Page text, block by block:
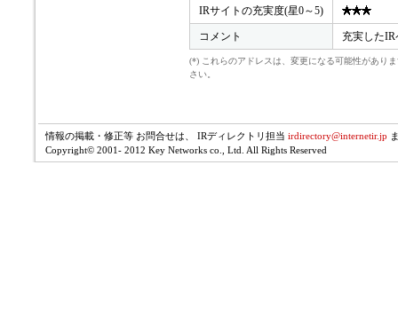
IRサイトの充実度(星0～5)
コメント 充実した
(*) これらのアドレスは、変更になる可能性があり
さい。
情報の掲載・修正等 お問合せは、 IRディレクトリ担当 irdirectory@internetir.jp
Copyright© 2001- 2012 Key Networks co., Ltd. All Rights Reserved